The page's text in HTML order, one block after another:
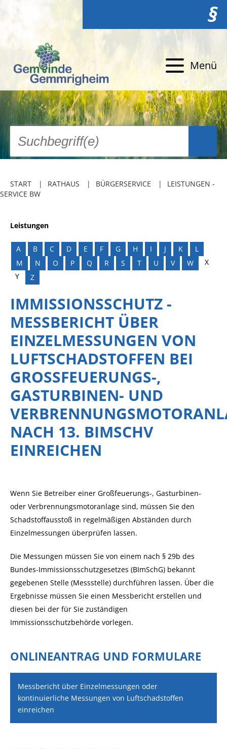
§
Menü
START RATHAUS BÜRGERSERVICE
LEISTUNGEN -
SERVICE BW
Leistungen
A B C D E F G H I J K
L
M
N O P Q R S T U V W
X
Y
Z
IMMISSIONSSCHUTZ -
MESSBERICHT ÜBER
EINZELMESSUNGEN VON
LUFTSCHADSTOFFEN BEI
GROSSFEUERUNGS-, G
ASTURBINEN- UND V
ACH 13. BIMSCHV E
INREICHEN
Wenn Sie Betreiber einer Großfeuerungs-, Gasturbinen-
oder Verbrennungsmotoranlage sind, müssen Sie den
Schadstoffausstoß in regelmäßigen Abständen durch
Einzelmessungen überprüfen lassen.
Die Messungen müssen Sie von einem nach § 29b des
Bundes-Immissionsschutzgesetzes (BImSchG) bekannt
gegebenen Stelle (Messstelle) durchführen lassen. Über die
Ergebnisse müssen Sie einen Messbericht erstellen und
diesen bei der für Sie zuständigen
Immissionsschutzbehörde vorlegen.
ONLINEANTRAG UND FORMULARE
Messbericht über Einzelmessungen oder
kontinuierliche Messungen von Luftschadstoffen
einreichen